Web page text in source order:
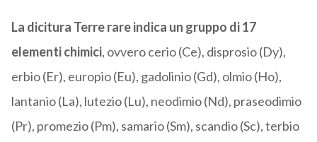
La dicitura Terre rare indica un gruppo di 17
elementi chimici, ovvero cerio (Ce), disprosio (Dy),
erbio (Er), europio (Eu), gadolinio (Gd), olmio (Ho),
lantanio (La), lutezio (Lu), neodimio (Nd), praseodimio
(Pr), promezio (Pm), samario (Sm), scandio (Sc), terbio